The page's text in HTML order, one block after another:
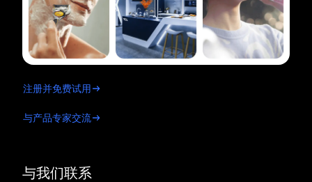
与我们联系
注册并免费试用
与产品专家交流